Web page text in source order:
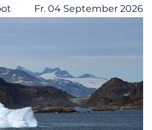
Fr. 04 September 2026